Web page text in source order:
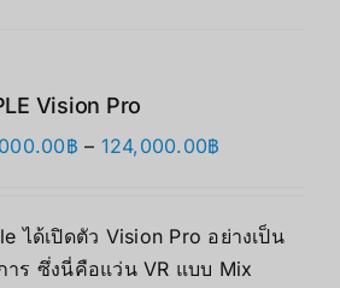
Vision Pro
฿ – 124,000.00฿
through
124,000.00฿
ได้เปิดตัว Vision Pro อย่างเป็น
าร ซึ่งนี่คือแว่น VR แบบ Mix